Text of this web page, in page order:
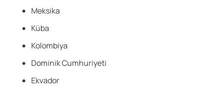
Meksika
Küba
Kolombiya
Dominik Cumhuriyeti
Ekvador